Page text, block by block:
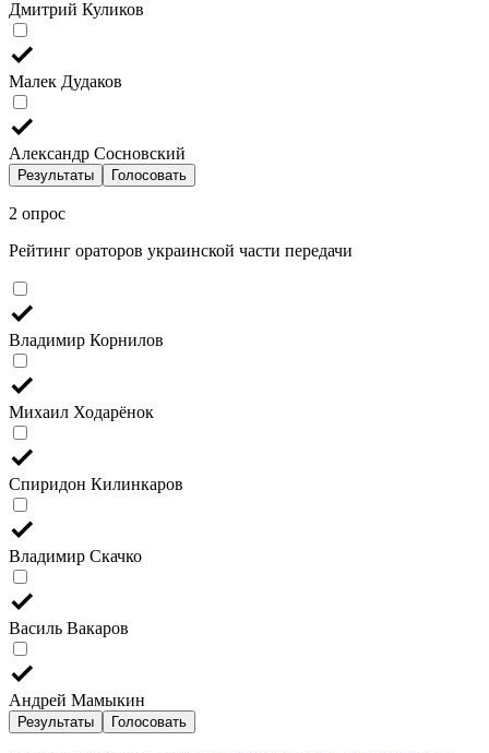
Дмитрий Куликов
Малек Дудаков
Александр Сосновский
Результаты Голосовать
2 опрос
Рейтинг ораторов украинской части передачи
Владимир Корнилов
Михаил Ходарёнок
Спиридон Килинкаров
Владимир Скачко
Василь Вакаров
Андрей Мамыкин
Результаты Голосовать